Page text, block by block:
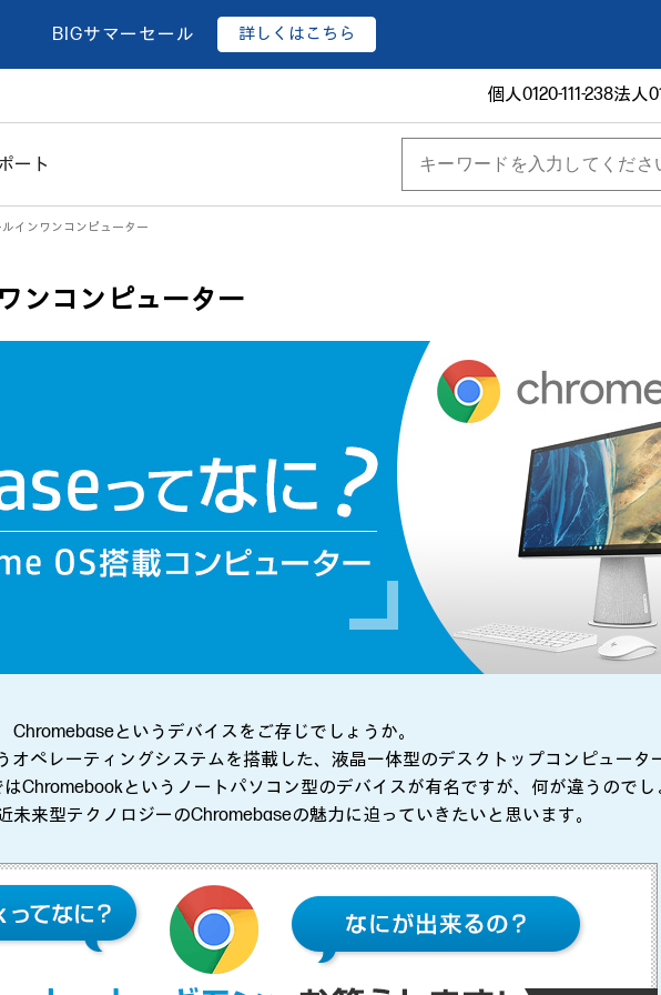
BIGサマーセール 詳しくはこちら
個人0120-111-238法人
ート
インワンコンピューター
ンコンピューター
Chromebaseというデバイスをご存じでしょうか。
オペレーティングシステムを搭載した、液晶一体型のデスクトップコンピュータ
Chromebookというノートパソコン型のデバイスが有名ですが、何が違うのでし
未来型テクノロジーのChromebaseの魅力に迫っていきたいと思います。